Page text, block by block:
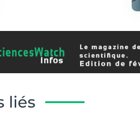
liés